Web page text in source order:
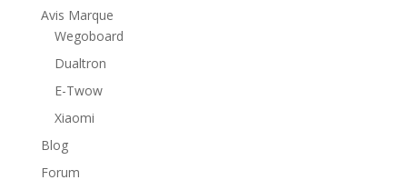
Avis Marque
Wegoboard
Dualtron
E-Twow
Xiaomi
Blog
Forum